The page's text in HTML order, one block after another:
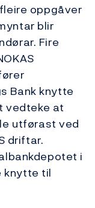
oppgåver
blir
Fire
Bank knytte
vedteke at
utførast ved
driftar.
i
knytte til